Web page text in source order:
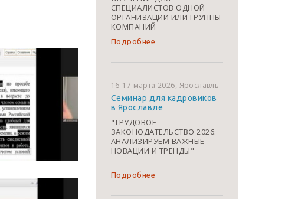
СПЕЦИАЛИСТОВ ОДНОЙ
ОРГАНИЗАЦИИ ИЛИ ГРУППЫ
КОМПАНИЙ
Подробнее
16-17 марта 2026, Ярославль
Семинар для кадровиков
в Ярославле
"ТРУДОВОЕ
ЗАКОНОДАТЕЛЬСТВО 2026:
АНАЛИЗИРУЕМ ВАЖНЫЕ
НОВАЦИИ И ТРЕНДЫ"
Подробнее